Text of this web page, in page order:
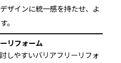
ザインに統一感を持たせ、よ
。
リフォーム
しやすいバリアフリーリフォ